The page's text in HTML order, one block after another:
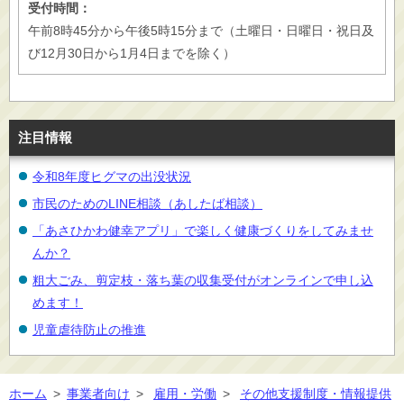
受付時間：
午前8時45分から午後5時15分まで（土曜日・日曜日・祝日及
び12月30日から1月4日までを除く）
注目情報
令和8年度ヒグマの出没状況
市民のためのLINE相談（あしたば相談）
「あさひかわ健幸アプリ」で楽しく健康づくりをしてみませ
んか？
粗大ごみ、剪定枝・落ち葉の収集受付がオンラインで申し込
めます！
児童虐待防止の推進
ホーム > 事業者向け > 雇用・労働 > その他支援制度・情報提供